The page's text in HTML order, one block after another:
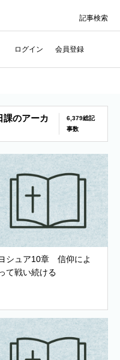
ログイン 会員登録
記事検索
課のアーカ
6,379総記
事数
シュア10章 信仰によ
て戦い続ける